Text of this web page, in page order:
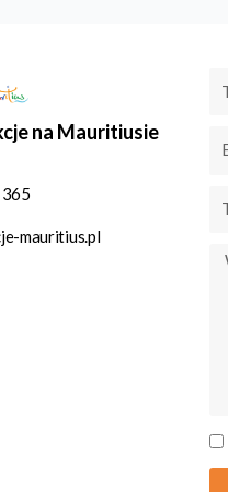
na Mauritiusie
mauritius.pl